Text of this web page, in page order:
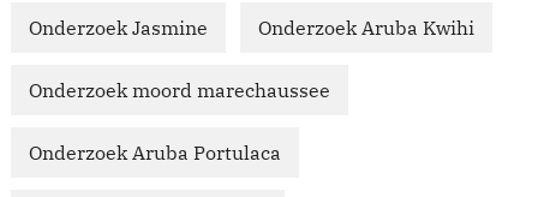
Onderzoek Jasmine Onderzoek Aruba Kwihi
Onderzoek moord marechaussee
Onderzoek Aruba Portulaca